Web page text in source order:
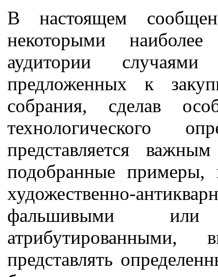
В настоящем
некоторыми
аудитории
предложенных к
собрания, сделав
технологического
представляется
подобранные примеры,
художественно-
фальшивыми или
представлять